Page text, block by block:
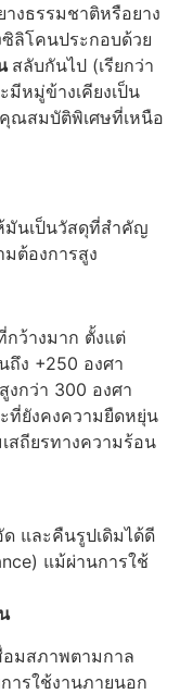
งธรรมชาติหรือยาง
ซิลิโคนประกอบด้วย
สลับกันไป (เรียกว่า
หมู่ข้างเคียงเป็น
ณสมบัติพิเศษที่เหนือ
มันเป็นวัสดุที่สำคัญ
ต้องการสูง
ว้างมาก ตั้งแต่
ถึง +250 องศา
งกว่า 300 องศา
ที่ยังคงความยืดหยุ่น
สถียรทางความร้อน
และคืนรูปเดิมได้ดี
แม้ผ่านการใช้
อมสภาพตามกาล
ารใช้งานภายนอก